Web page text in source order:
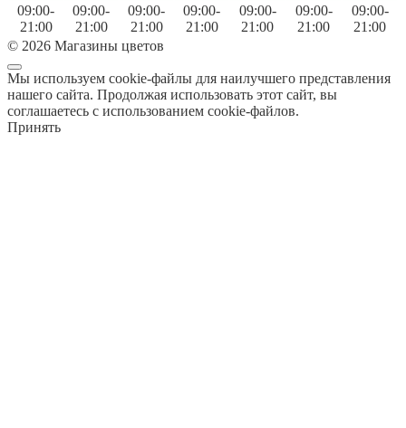
09:00-
21:00
09:00-
21:00
09:00-
21:00
09:00-
21:00
09:00-
21:00
09:00-
21:00
09:00-
21:00
© 2026 Магазины цветов
Мы используем cookie-файлы для наилучшего представления
нашего сайта. Продолжая использовать этот сайт, вы
соглашаетесь с использованием cookie-файлов.
Принять